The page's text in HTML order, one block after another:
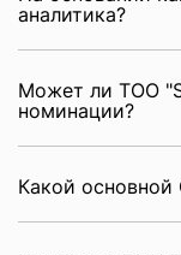
аналитика?
Может ли ТОО
номинации?
Какой